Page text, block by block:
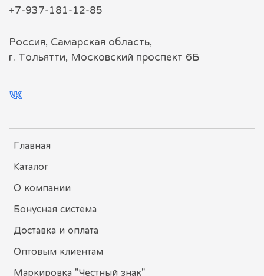
Главная
Каталог
О компании
Бонусная система
Доставка и оплата
Оптовым клиентам
Маркировка "Честный знак"
+7-937-181-12-85
Россия, Самарская область,
г. Тольятти, Московский проспект 6Б